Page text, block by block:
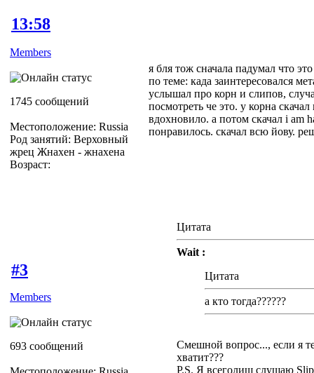
13:58
Members
1745 сообщений
Местоположение: Russia
Род занятий: Верховный
жрец Жнахен - жнахена
Возраст:
я бля тож сначала падумал что
по теме: када заинтересовался
услышал про корн и слипов,
посмотреть че это. у корна
вдохновило. а потом скачал i am
понравилось. скачал всю йову.
#3
Members
693 сообщений
Цитата
Wait :
Цитата
а кто тогда??????
Смешной вопрос..., если я
хватит???
P.S. Я всеголиш слушаю